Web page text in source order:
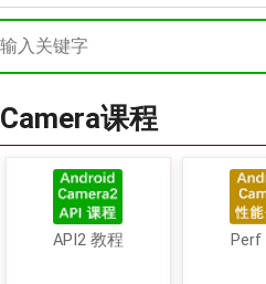
Camera课程
API2 教程 Perf